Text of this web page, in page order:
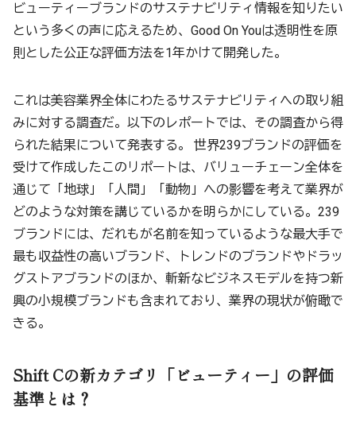
ビューティーブランドのサステナビリティ情報を知りたい
という多くの声に応えるため、Good On Youは透明性を原
則とした公正な評価方法を1年かけて開発した。
これは美容業界全体にわたるサステナビリティへの取り組
みに対する調査だ。以下のレポートでは、その調査から得
られた結果について発表する。 世界239ブランドの評価を
受けて作成したこのリポートは、バリューチェーン全体を
通じて「地球」「人間」「動物」への影響を考えて業界が
どのような対策を講じているかを明らかにしている。239
ブランドには、だれもが名前を知っているような最大手で
最も収益性の高いブランド、トレンドのブランドやドラッ
グストアブランドのほか、斬新なビジネスモデルを持つ新
興の小規模ブランドも含まれており、業界の現状が俯瞰で
きる。
Shift Cの新カテゴリ「ビューティー」の評価
基準とは？